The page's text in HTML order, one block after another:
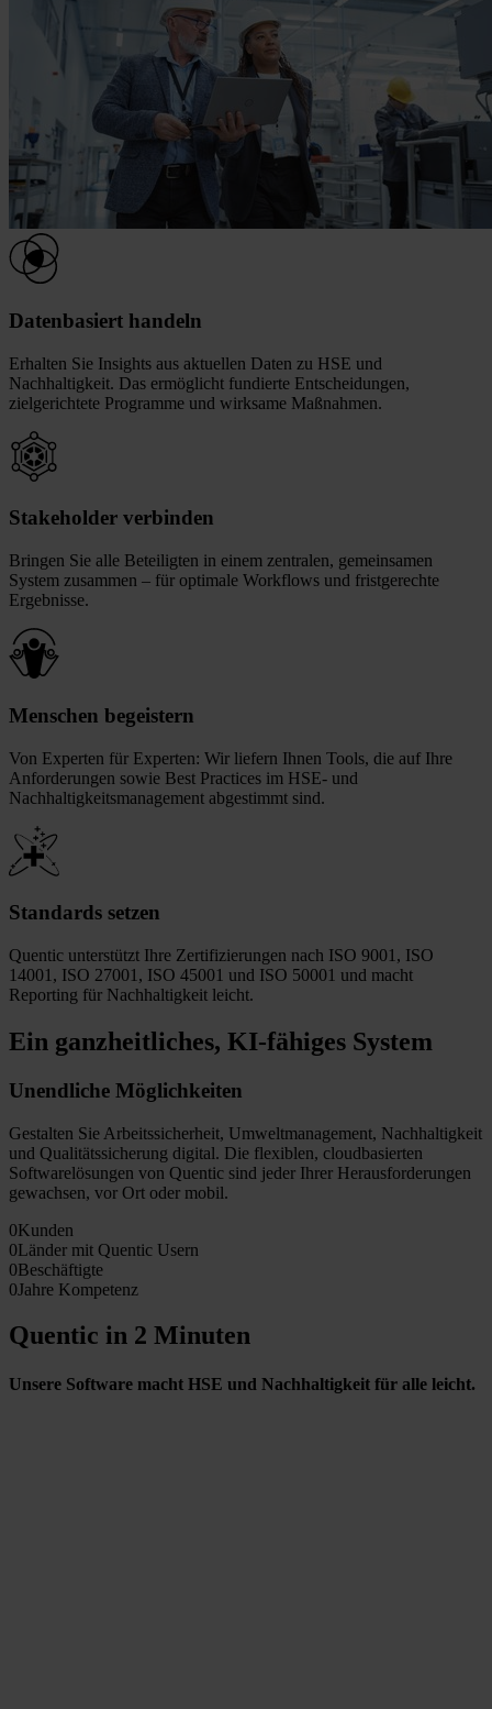
Datenbasiert handeln
Erhalten Sie Insights aus aktuellen Daten zu HSE und
Nachhaltigkeit. Das ermöglicht fundierte Entscheidungen,
zielgerichtete Programme und wirksame Maßnahmen.
Stakeholder verbinden
Bringen Sie alle Beteiligten in einem zentralen, gemeinsamen
System zusammen – für optimale Workflows und fristgerechte
Ergebnisse.
Menschen begeistern
Von Experten für Experten: Wir liefern Ihnen Tools, die auf Ihre
Anforderungen sowie Best Practices im HSE- und
Nachhaltigkeitsmanagement abgestimmt sind.
Standards setzen
Quentic unterstützt Ihre Zertifizierungen nach ISO 9001, ISO
14001, ISO 27001, ISO 45001 und ISO 50001 und macht
Reporting für Nachhaltigkeit leicht.
Ein ganzheitliches, KI-fähiges System
Unendliche Möglichkeiten
Gestalten Sie Arbeitssicherheit, Umweltmanagement, Nachhaltigkeit
und Qualitätssicherung digital. Die flexiblen, cloudbasierten
Softwarelösungen von Quentic sind jeder Ihrer Herausforderungen
gewachsen, vor Ort oder mobil.
0Kunden
0Länder mit Quentic Usern
0Beschäftigte
0Jahre Kompetenz
Quentic in 2 Minuten
Unsere Software macht HSE und Nachhaltigkeit für alle leicht.